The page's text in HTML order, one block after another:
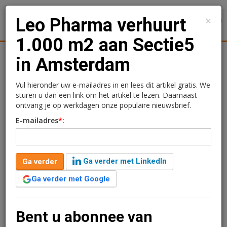
Transacties
Leo Pharma verhuurt
1.000 m2 aan Sectie5 in
Amsterdam
Ramon Holle
19 juni 2018 om 11:41
8 jaar geleden aangepast
1 minuut leestijd
Leo Pharma heeft een onderhuurovereenkomst
kantoorgebouw ‘Say Buildings’, gelegen aan John M.
×
Leo Pharma verhuurt
1.000 m2 aan Sectie5
in Amsterdam
Vul hieronder uw e-mailadres in en lees dit artikel gratis. We
sturen u dan een link om het artikel te lezen. Daarnaast
ontvang je op werkdagen onze populaire nieuwsbrief.
E-mailadres*:
Ga verder
Ga verder met LinkedIn
Ga verder met Google
Bent u abonnee van